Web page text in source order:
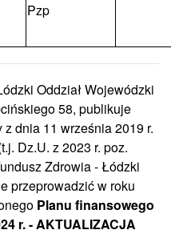
Pzp
Oddział Wojewódzki
58, publikuje
dnia 11 września 2019 r.
Dz.U. z 2023 r. poz.
Zdrowia - Łódzki
przeprowadzić w roku
Planu finansowego
r. - AKTUALIZACJA